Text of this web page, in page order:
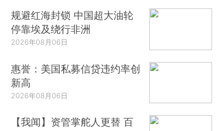
规避红海封锁 中国超大油轮
停靠埃及绕行非洲
2026年08月06日
惠誉：美国私募信贷违约率创
新高
2026年08月06日
【我闻】资管掌舵人更替 百